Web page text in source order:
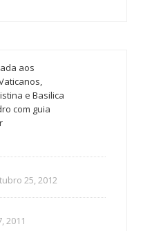
aos
e Basilica
com guia
25, 2012
2011